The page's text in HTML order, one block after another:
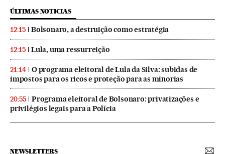
ÚLTIMAS NOTICIAS
12:15 Bolsonaro, a destruição como estratégia
12:15 Lula, uma ressurreição
21:14
O programa eleitoral de Lula da Silva: subidas de
impostos para os ricos e proteção para as minorias
20:55
Programa eleitoral de Bolsonaro: privatizações e
privilégios legais para a Polícia
NEWSLETTERS